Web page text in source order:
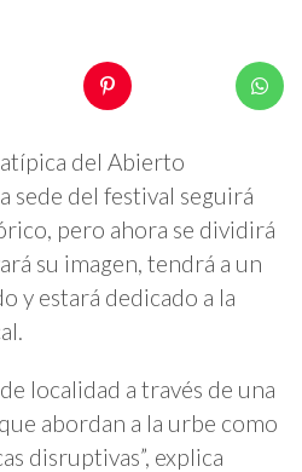
del Abierto
sede del festival seguirá
pero ahora se dividirá
su imagen, tendrá a un
y estará dedicado a la
localidad a través de una
abordan a la urbe como
disruptivas”, explica